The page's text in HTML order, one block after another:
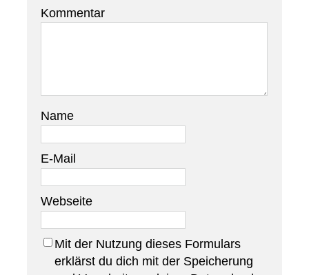
Kommentar
Name
E-Mail
Webseite
Mit der Nutzung dieses Formulars
erklärst du dich mit der Speicherung